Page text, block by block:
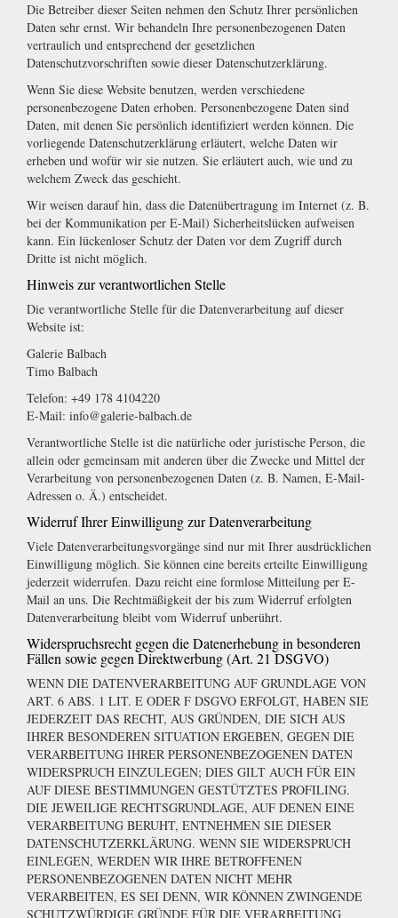
Die Betreiber dieser Seiten nehmen den Schutz Ihrer persönlichen
Daten sehr ernst. Wir behandeln Ihre personenbezogenen Daten
vertraulich und entsprechend der gesetzlichen
Datenschutzvorschriften sowie dieser Datenschutzerklärung.
Wenn Sie diese Website benutzen, werden verschiedene
personenbezogene Daten erhoben. Personenbezogene Daten sind
Daten, mit denen Sie persönlich identifiziert werden können. Die
vorliegende Datenschutzerklärung erläutert, welche Daten wir
erheben und wofür wir sie nutzen. Sie erläutert auch, wie und zu
welchem Zweck das geschieht.
Wir weisen darauf hin, dass die Datenübertragung im Internet (z. B.
bei der Kommunikation per E-Mail) Sicherheitslücken aufweisen
kann. Ein lückenloser Schutz der Daten vor dem Zugriff durch
Dritte ist nicht möglich.
Hinweis zur verantwortlichen Stelle
Die verantwortliche Stelle für die Datenverarbeitung auf dieser
Website ist:
Galerie Balbach
Timo Balbach
Telefon: +49 178 4104220
E-Mail: info@galerie-balbach.de
Verantwortliche Stelle ist die natürliche oder juristische Person, die
allein oder gemeinsam mit anderen über die Zwecke und Mittel der
Verarbeitung von personenbezogenen Daten (z. B. Namen, E-Mail-
Adressen o. Ä.) entscheidet.
Widerruf Ihrer Einwilligung zur Datenverarbeitung
Viele Datenverarbeitungsvorgänge sind nur mit Ihrer ausdrücklichen
Einwilligung möglich. Sie können eine bereits erteilte Einwilligung
jederzeit widerrufen. Dazu reicht eine formlose Mitteilung per E-
Mail an uns. Die Rechtmäßigkeit der bis zum Widerruf erfolgten
Datenverarbeitung bleibt vom Widerruf unberührt.
Widerspruchsrecht gegen die Datenerhebung in besonderen
Fällen sowie gegen Direktwerbung (Art. 21 DSGVO)
WENN DIE DATENVERARBEITUNG AUF GRUNDLAGE VON
ART. 6 ABS. 1 LIT. E ODER F DSGVO ERFOLGT, HABEN SIE
JEDERZEIT DAS RECHT, AUS GRÜNDEN, DIE SICH AUS
IHRER BESONDEREN SITUATION ERGEBEN, GEGEN DIE
VERARBEITUNG IHRER PERSONENBEZOGENEN DATEN
WIDERSPRUCH EINZULEGEN; DIES GILT AUCH FÜR EIN
AUF DIESE BESTIMMUNGEN GESTÜTZTES PROFILING.
DIE JEWEILIGE RECHTSGRUNDLAGE, AUF DENEN EINE
VERARBEITUNG BERUHT, ENTNEHMEN SIE DIESER
DATENSCHUTZERKLÄRUNG. WENN SIE WIDERSPRUCH
EINLEGEN, WERDEN WIR IHRE BETROFFENEN
PERSONENBEZOGENEN DATEN NICHT MEHR
VERARBEITEN, ES SEI DENN, WIR KÖNNEN ZWINGENDE
SCHUTZWÜRDIGE GRÜNDE FÜR DIE VERARBEITUNG